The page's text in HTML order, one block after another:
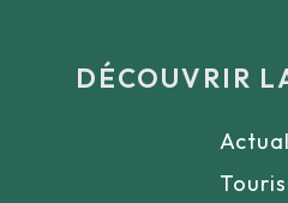
DÉCOUVRIR